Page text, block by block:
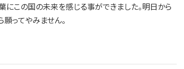
この国の未来を感じる事ができました。明日から
ってやみません。